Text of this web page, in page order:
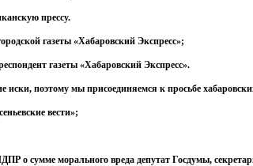
прессу.
газеты «Хабаровский Экспресс»;
газеты «Хабаровский Экспресс».
поэтому мы присоединяемся к просьбе
вести»;
о сумме морального вреда депутат Госдумы,